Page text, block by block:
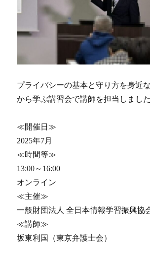
プライバシーの基本と守り方を身近
から学ぶ講習会で講師を担当しました
≪開催日≫
2025年7月
≪時間等≫
13:00～16:00
オンライン
≪主催≫
一般財団法人 全日本情報学習振興協
≪講師≫
坂東利国（東京弁護士会）